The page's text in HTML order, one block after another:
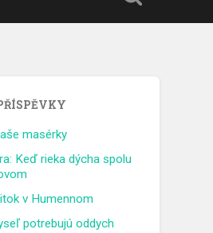
masérky
Keď rieka dýcha spolu
v Humennom
potrebujú oddych